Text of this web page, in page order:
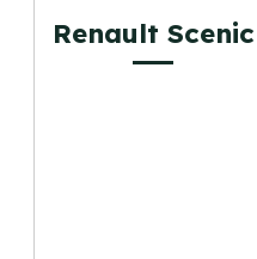
Renault Scenic